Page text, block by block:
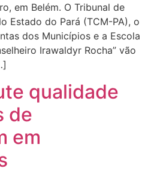
em Belém. O Tribunal de
Estado do Pará (TCM-PA), o
dos Municípios e a Escola
Irawaldyr Rocha” vão
qualidade
de
em